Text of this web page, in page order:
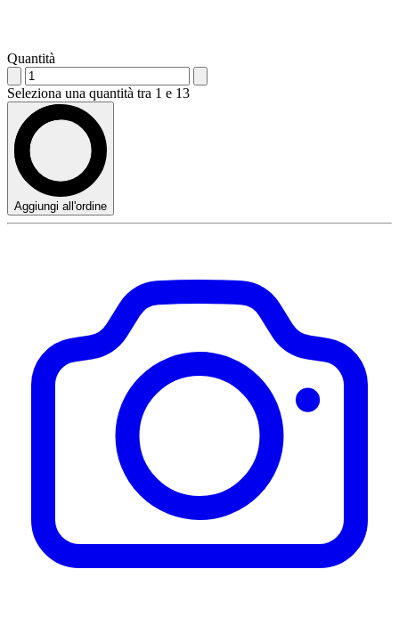
Quantità
Seleziona una quantità tra 1 e 13
Aggiungi all'ordine